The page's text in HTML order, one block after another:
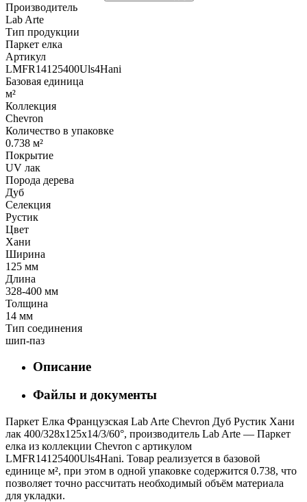
Производитель
Lab Arte
Тип продукции
Паркет елка
Артикул
LMFR14125400Uls4Hani
Базовая единица
м²
Коллекция
Chevron
Количество в упаковке
0.738 м²
Покрытие
UV лак
Порода дерева
Дуб
Селекция
Рустик
Цвет
Хани
Ширина
125 мм
Длина
328-400 мм
Толщина
14 мм
Тип соединения
шип-паз
Описание
Файлы и документы
Паркет Елка Французская Lab Arte Chevron Дуб Рустик Хани
лак 400/328х125х14/3/60°, производитель Lab Arte — Паркет
елка из коллекции Chevron с артикулом
LMFR14125400Uls4Hani. Товар реализуется в базовой
единице м², при этом в одной упаковке содержится 0.738, что
позволяет точно рассчитать необходимый объём материала
для укладки.